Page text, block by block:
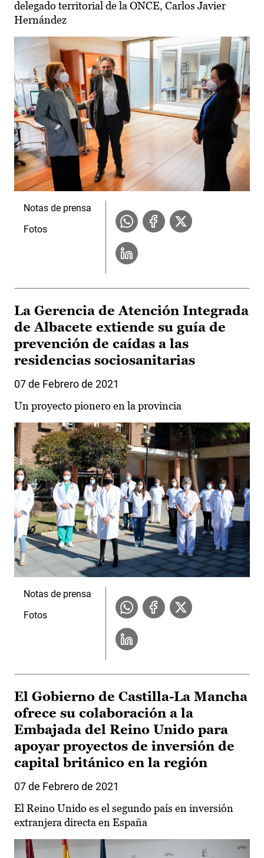
delegado territorial de la ONCE, Carlos Javier
Hernández
Notas de prensa
Fotos
La Gerencia de Atención Integrada
de Albacete extiende su guía de
prevención de caídas a las
residencias sociosanitarias
07 de Febrero de 2021
Un proyecto pionero en la provincia
Notas de prensa
Fotos
El Gobierno de Castilla-La Mancha
ofrece su colaboración a la
Embajada del Reino Unido para
apoyar proyectos de inversión de
capital británico en la región
07 de Febrero de 2021
El Reino Unido es el segundo país en inversión
extranjera directa en España